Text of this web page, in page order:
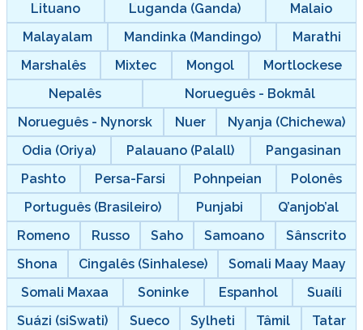
Lituano
Luganda (Ganda)
Malaio
Malayalam
Mandinka (Mandingo)
Marathi
Marshalês
Mixtec Mongol
Mortlockese
Nepalês
Norueguês - Bokmål
Norueguês - Nynorsk
Nuer
Nyanja (Chichewa)
Odia (Oriya)
Palauano (Palall)
Pangasinan
Pashto
Persa-Farsi Pohnpeian
Polonês
Português (Brasileiro)
Punjabi
Q’anjob’al
Romeno
Russo Saho Samoano
Sânscrito
Shona
Cingalês (Sinhalese)
Somali Maay Maay
Somali Maxaa
Soninke Espanhol
Suaíli
Suázi (siSwati)
Sueco Sylheti Tâmil
Tatar